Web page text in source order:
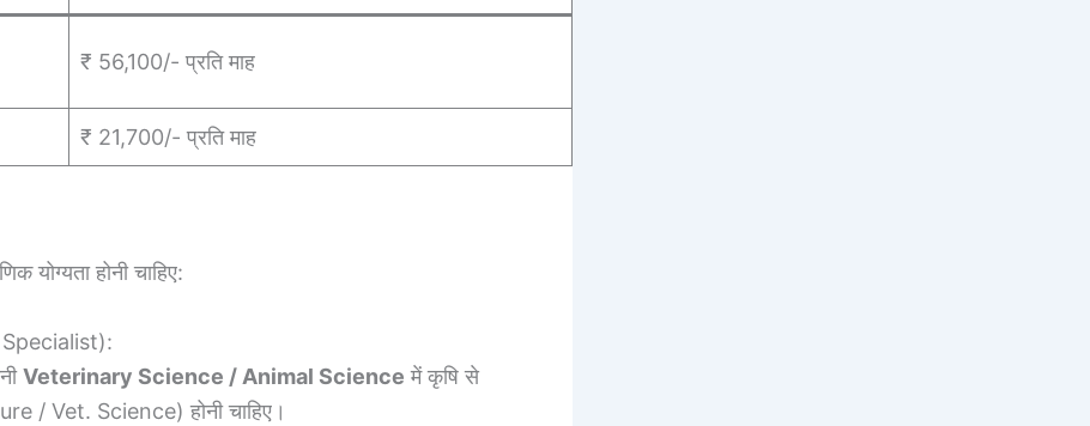
₹ 56,100/- प्रति माह
₹ 21,700/- प्रति माह
योग्यता होनी चाहिए:
Veterinary Science / Animal Science में कृषि से
/ Vet. Science) होनी चाहिए।